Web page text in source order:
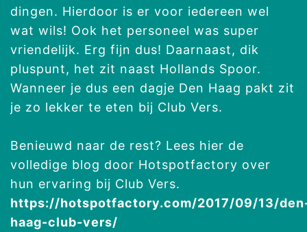
dingen. Hierdoor is er voor iedereen wel
wat wils! Ook het personeel was super
vriendelijk. Erg fijn dus! Daarnaast, dik
pluspunt, het zit naast Hollands Spoor.
Wanneer je dus een dagje Den Haag pakt zit
je zo lekker te eten bij Club Vers.
Benieuwd naar de rest? Lees hier de
volledige blog door Hotspotfactory over
hun ervaring bij Club Vers.
https://hotspotfactory.com/2017/09/13/
haag-club-vers/